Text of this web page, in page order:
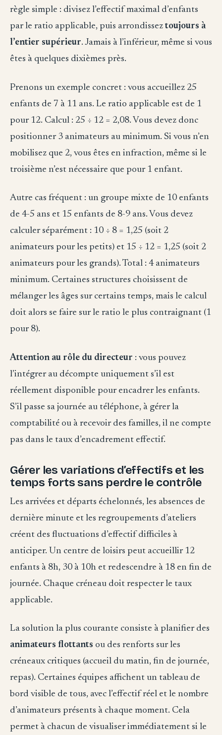
règle simple : divisez l’effectif maximal d’enfants
par le ratio applicable, puis arrondissez toujours à
l’entier supérieur. Jamais à l’inférieur, même si vous
êtes à quelques dixièmes près.
Prenons un exemple concret : vous accueillez 25
enfants de 7 à 11 ans. Le ratio applicable est de 1
pour 12. Calcul : 25 ÷ 12 = 2,08. Vous devez donc
positionner 3 animateurs au minimum. Si vous n’en
mobilisez que 2, vous êtes en infraction, même si le
troisième n’est nécessaire que pour 1 enfant.
Autre cas fréquent : un groupe mixte de 10 enfants
de 4-5 ans et 15 enfants de 8-9 ans. Vous devez
calculer séparément : 10 ÷ 8 = 1,25 (soit 2
animateurs pour les petits) et 15 ÷ 12 = 1,25 (soit 2
animateurs pour les grands). Total : 4 animateurs
minimum. Certaines structures choisissent de
mélanger les âges sur certains temps, mais le calcul
doit alors se faire sur le ratio le plus contraignant (1
pour 8).
Attention au rôle du directeur : vous pouvez
l’intégrer au décompte uniquement s’il est
réellement disponible pour encadrer les enfants.
S’il passe sa journée au téléphone, à gérer la
comptabilité ou à recevoir des familles, il ne compte
pas dans le taux d’encadrement effectif.
Gérer les variations d’effectifs et les
temps forts sans perdre le contrôle
Les arrivées et départs échelonnés, les absences de
dernière minute et les regroupements d’ateliers
créent des fluctuations d’effectif difficiles à
anticiper. Un centre de loisirs peut accueillir 12
enfants à 8h, 30 à 10h et redescendre à 18 en fin de
journée. Chaque créneau doit respecter le taux
applicable.
La solution la plus courante consiste à planifier des
animateurs flottants ou des renforts sur les
créneaux critiques (accueil du matin, fin de journée,
repas). Certaines équipes affichent un tableau de
bord visible de tous, avec l’effectif réel et le nombre
d’animateurs présents à chaque moment. Cela
permet à chacun de visualiser immédiatement si le